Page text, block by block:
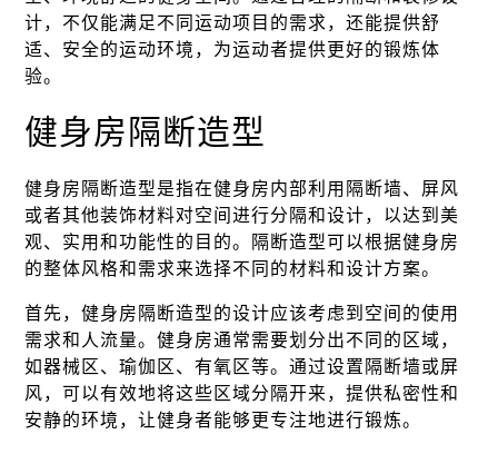
计，不仅能满足不同运动项目的需求，还能提供舒
适、安全的运动环境，为运动者提供更好的锻炼体
验。
健身房隔断造型
健身房隔断造型是指在健身房内部利用隔断墙、屏风
或者其他装饰材料对空间进行分隔和设计，以达到美
观、实用和功能性的目的。隔断造型可以根据健身房
的整体风格和需求来选择不同的材料和设计方案。
首先，健身房隔断造型的设计应该考虑到空间的使用
需求和人流量。健身房通常需要划分出不同的区域，
如器械区、瑜伽区、有氧区等。通过设置隔断墙或屏
风，可以有效地将这些区域分隔开来，提供私密性和
安静的环境，让健身者能够更专注地进行锻炼。